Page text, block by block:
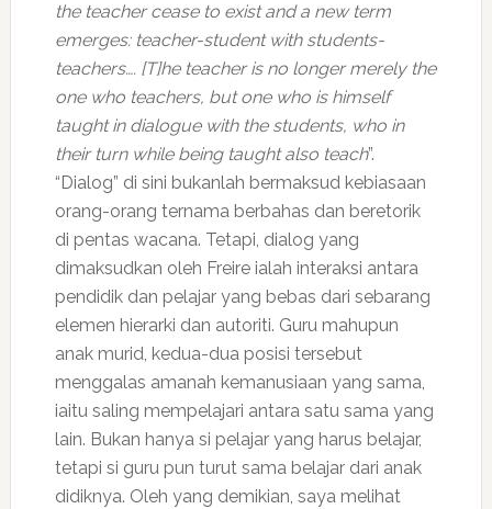
the teacher cease to exist and a new term
emerges: teacher-student with students-
teachers…. [T]he teacher is no longer merely the
one who teachers, but one who is himself
taught in dialogue with the students, who in
their turn while being taught also teach”.
“Dialog” di sini bukanlah bermaksud kebiasaan
orang-orang ternama berbahas dan beretorik
di pentas wacana. Tetapi, dialog yang
dimaksudkan oleh Freire ialah interaksi antara
pendidik dan pelajar yang bebas dari sebarang
elemen hierarki dan autoriti. Guru mahupun
anak murid, kedua-dua posisi tersebut
menggalas amanah kemanusiaan yang sama,
iaitu saling mempelajari antara satu sama yang
lain. Bukan hanya si pelajar yang harus belajar,
tetapi si guru pun turut sama belajar dari anak
didiknya. Oleh yang demikian, saya melihat